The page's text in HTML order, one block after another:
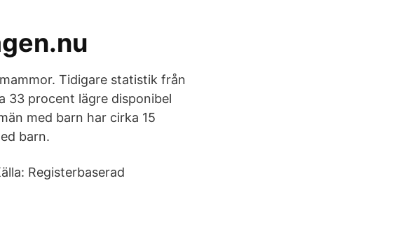
Tidigare statistik från
33 procent lägre disponibel
med barn har cirka 15
barn.
Registerbaserad